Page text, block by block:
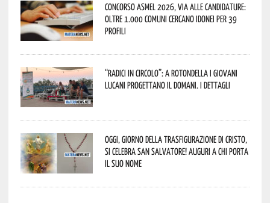
Concorso Asmel 2026, via alle candidature:
oltre 1.000 Comuni cercano idonei per 39
profili
“Radici in Circolo”: a Rotondella i giovani
lucani progettano il domani. I dettagli
Oggi, giorno della Trasfigurazione di Cristo,
si celebra San Salvatore! Auguri a chi porta
il suo nome